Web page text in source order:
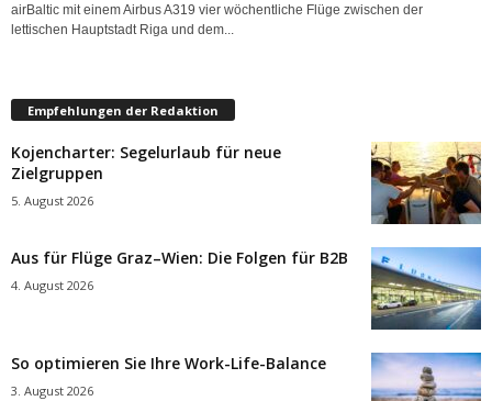
airBaltic mit einem Airbus A319 vier wöchentliche Flüge zwischen der
lettischen Hauptstadt Riga und dem...
Empfehlungen der Redaktion
Kojencharter: Segelurlaub für neue
Zielgruppen
5. August 2026
Aus für Flüge Graz–Wien: Die Folgen für B2B
4. August 2026
So optimieren Sie Ihre Work-Life-Balance
3. August 2026